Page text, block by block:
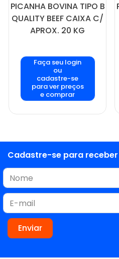
PICANHA BOVINA TIPO B
QUALITY BEEF CAIXA C/
APROX. 20 KG
Faça seu login
ou
cadastre-se
para ver preços
e comprar
Cadastre-se para